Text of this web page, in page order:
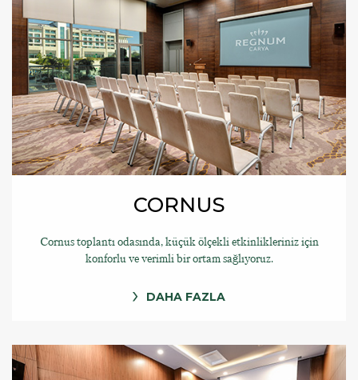
CORNUS
Cornus toplantı odasında, küçük ölçekli etkinlikleriniz için
konforlu ve verimli bir ortam sağlıyoruz.
DAHA FAZLA